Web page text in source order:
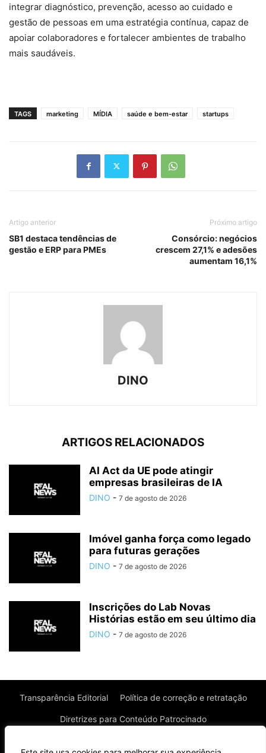
integrar diagnóstico, prevenção, acesso ao cuidado e
gestão de pessoas em uma estratégia contínua, capaz de
apoiar colaboradores e fortalecer ambientes de trabalho
mais saudáveis.
TAGS marketing MÍDIA saúde e bem-estar startups
Artigo anterior
SB1 destaca tendências de
gestão e ERP para PMEs
Próximo artigo
Consórcio: negócios
crescem 27,1% e adesões
aumentam 16,1%
DINO
ARTIGOS RELACIONADOS
AI Act da UE pode atingir
empresas brasileiras de IA
DINO - 7 de agosto de 2026
Imóvel ganha força como legado
para futuras gerações
DINO - 7 de agosto de 2026
Inscrições do Lab Novas
Histórias estão em seu último dia
DINO - 7 de agosto de 2026
Transparência Editorial Política de correção e retratação
Diretrizes para Conteúdo Patrocinado